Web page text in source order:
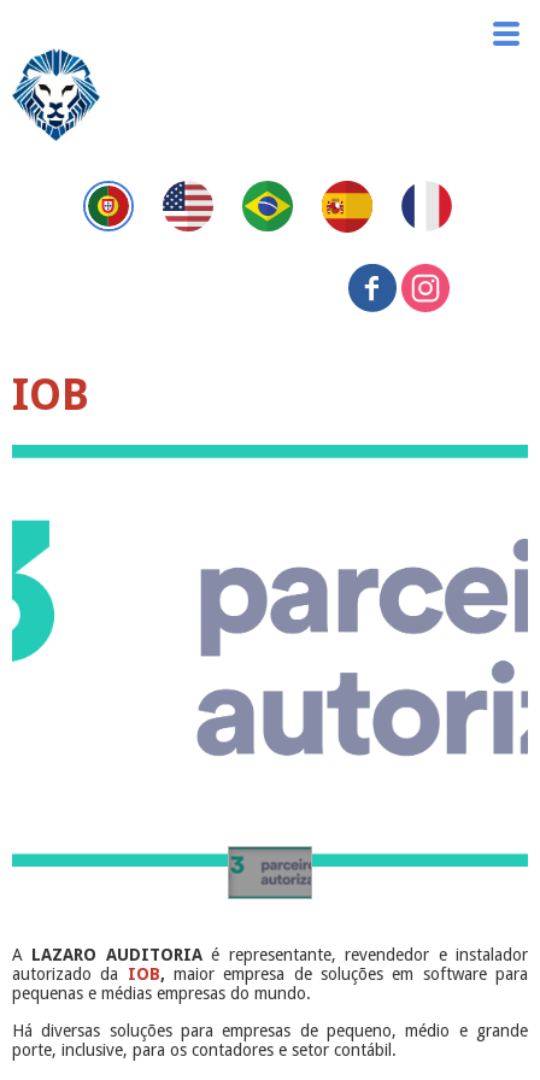
IOB
A LAZARO AUDITORIAé representante, revendedor e instalador
autorizado da IOB,maior empresa de soluções em software para
pequenas e médias empresas do mundo.
Há diversas soluções para empresas de pequeno, médio e grande
porte, inclusive, para os contadores e setor contábil.